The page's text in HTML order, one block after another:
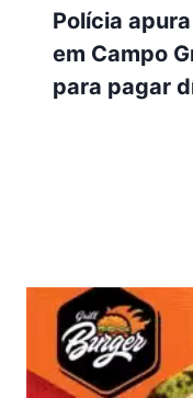
Polícia
em Campo
para pagar